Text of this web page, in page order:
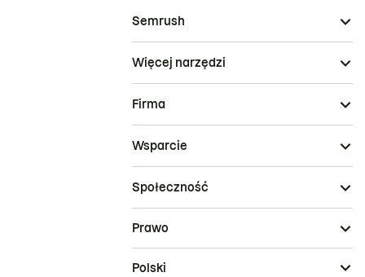
Semrush
Więcej narzędzi
Firma
Wsparcie
Społeczność
Prawo
Polski